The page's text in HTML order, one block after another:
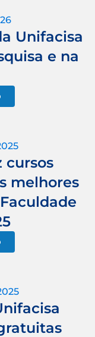
Unifacisa
e na
cursos
melhores